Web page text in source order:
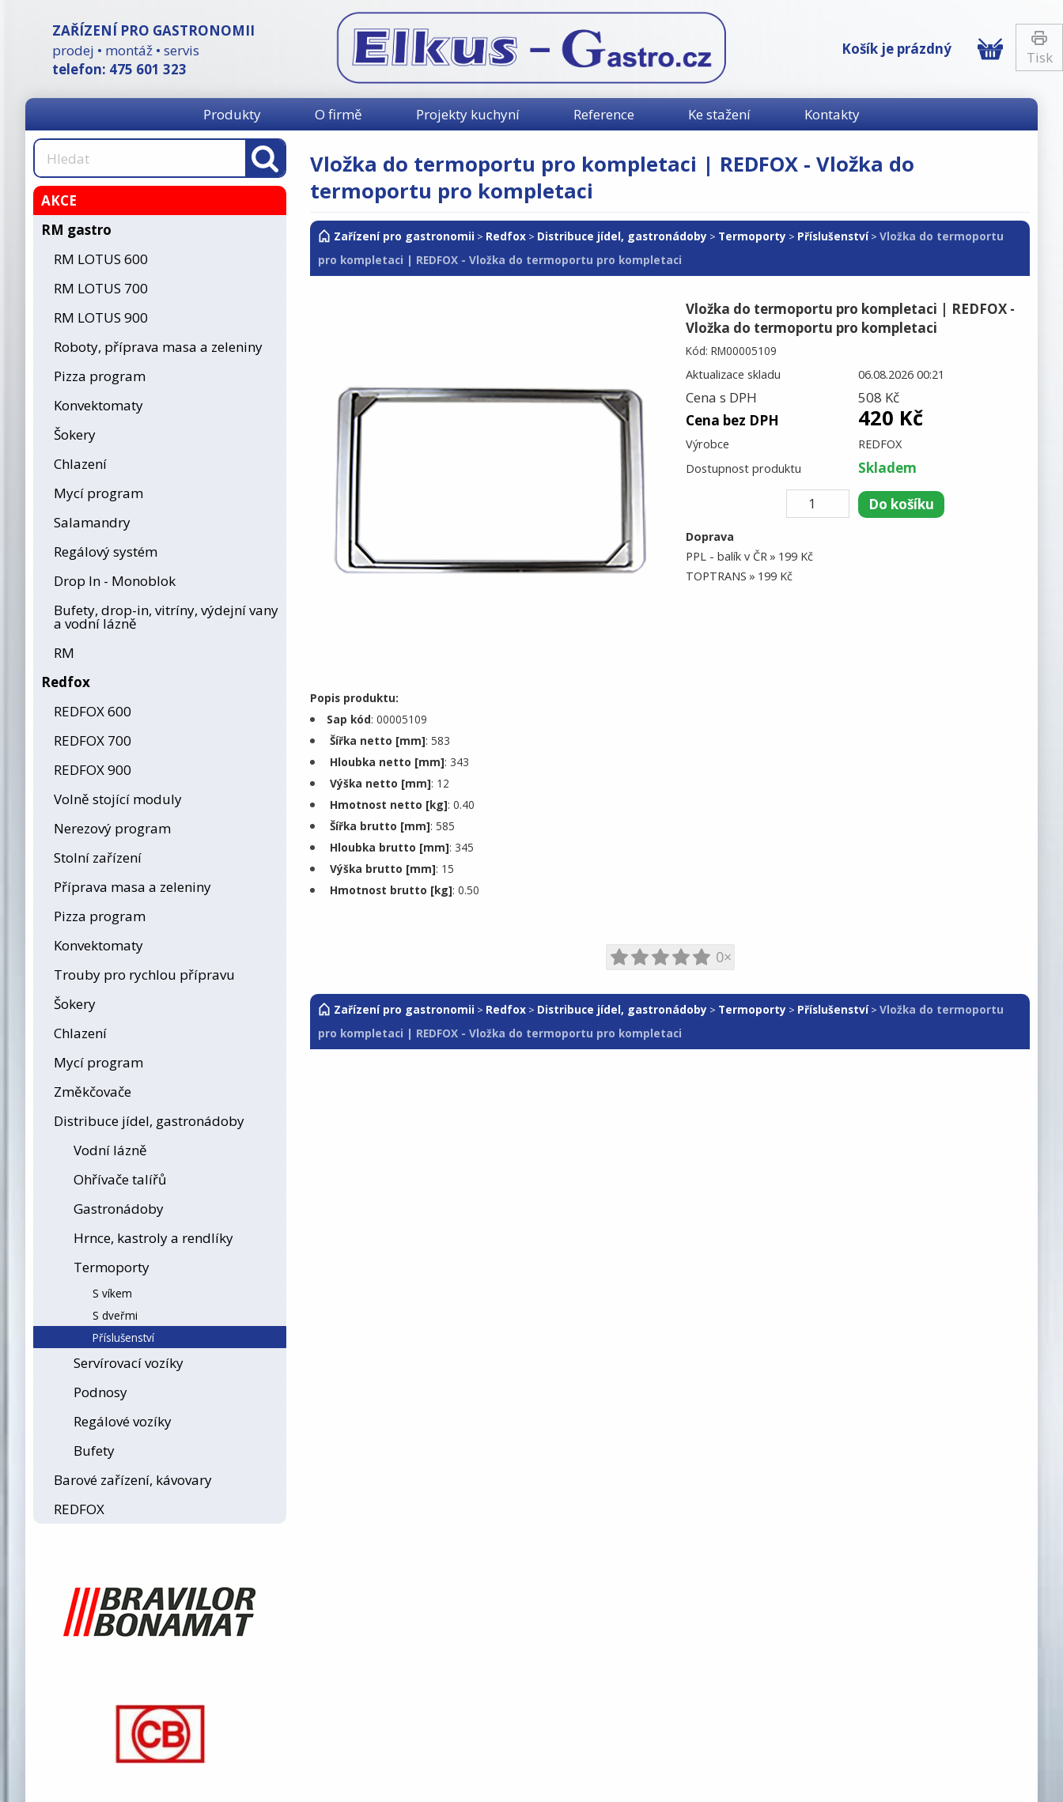
ZAŘÍZENÍ PRO GASTRONOMII
prodej • montáž • servis
telefon: 475 601 323
Košík je prázdný
Produkty O firmě Projekty kuchyní Reference Ke stažení Kontakty
AKCE
RM gastro
RM LOTUS 600
RM LOTUS 700
RM LOTUS 900
Roboty, příprava masa a zeleniny
Pizza program
Konvektomaty
Šokery
Chlazení
Mycí program
Salamandry
Regálový systém
Drop In - Monoblok
Bufety, drop-in, vitríny, výdejní vany
a vodní lázně
RM
Redfox
REDFOX 600
REDFOX 700
REDFOX 900
Volně stojící moduly
Nerezový program
Stolní zařízení
Příprava masa a zeleniny
Pizza program
Konvektomaty
Trouby pro rychlou přípravu
Šokery
Chlazení
Mycí program
Změkčovače
Distribuce jídel, gastronádoby
Vodní lázně
Ohřívače talířů
Gastronádoby
Hrnce, kastroly a rendlíky
Termoporty
S víkem
S dveřmi
Příslušenství
Servírovací vozíky
Podnosy
Regálové vozíky
Bufety
Barové zařízení, kávovary
REDFOX
Vložka do termoportu pro kompletaci | REDFOX - Vložka do
termoportu pro kompletaci
Zařízení pro gastronomii > Redfox > Distribuce jídel, gastronádoby > Termoporty > Příslušenství> Vložka do termoportu
pro kompletaci | REDFOX - Vložka do termoportu pro kompletaci
Vložka do termoportu pro kompletaci | REDFOX -
Vložka do termoportu pro kompletaci
Kód: RM00005109
Aktualizace skladu
06.08.2026 00:21
Cena s DPH
508 Kč
Cena bez DPH
420 Kč
Výrobce
REDFOX
Dostupnost produktu
Skladem
Tisk
Doprava
PPL - balík v ČR
199 Kč
TOPTRANS
199 Kč
Popis produktu:
Sap kód: 00005109
Šířka netto [mm]: 583
Hloubka netto [mm]: 343
Výška netto [mm]: 12
Hmotnost netto [kg]: 0.40
Šířka brutto [mm]: 585
Hloubka brutto [mm]: 345
Výška brutto [mm]: 15
Hmotnost brutto [kg]: 0.50
0×
Zařízení pro gastronomii > Redfox > Distribuce jídel, gastronádoby > Termoporty > Příslušenství> Vložka do termoportu
pro kompletaci | REDFOX - Vložka do termoportu pro kompletaci